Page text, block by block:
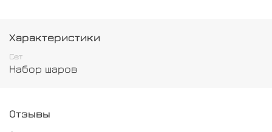
Характеристики
Сет
Набор шаров
Отзывы